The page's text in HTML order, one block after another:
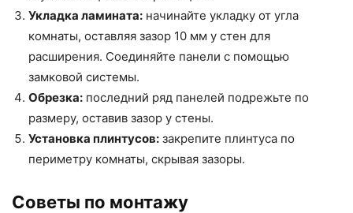
Укладка ламината: начинайте укладку от угла
комнаты, оставляя зазор 10 мм у стен для
расширения. Соединяйте панели с помощью
замковой системы.
Обрезка: последний ряд панелей подрежьте по
размеру, оставив зазор у стены.
Установка плинтусов: закрепите плинтуса по
периметру комнаты, скрывая зазоры.
Советы по монтажу